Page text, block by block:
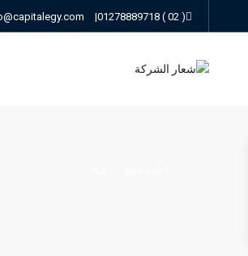
( 02 ) 01278889718
|